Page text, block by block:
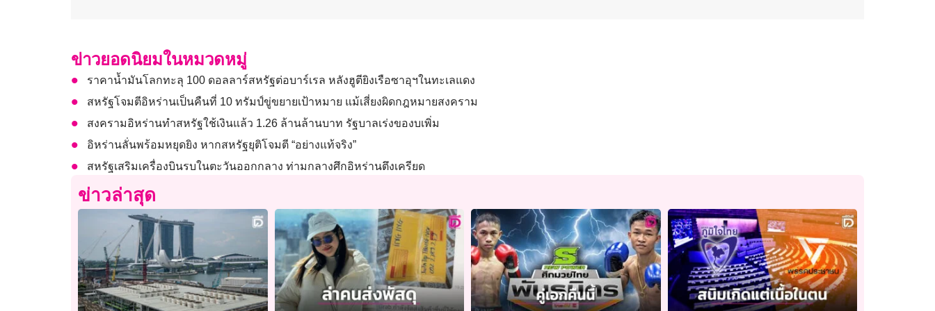
ข่าวยอดนิยมในหมวดหมู่
ราคาน้ำมันโลกทะลุ 100 ดอลลาร์สหรัฐต่อบาร์เรล หลังฮูตียิงเรือซาอุฯในทะเลแดง
สหรัฐโจมตีอิหร่านเป็นคืนที่ 10 ทรัมป์ขู่ขยายเป้าหมาย แม้เสี่ยงผิดกฎหมายสงคราม
สงครามอิหร่านทำสหรัฐใช้เงินแล้ว 1.26 ล้านล้านบาท รัฐบาลเร่งของบเพิ่ม
อิหร่านลั่นพร้อมหยุดยิง หากสหรัฐยุติโจมตี “อย่างแท้จริง”
สหรัฐเสริมเครื่องบินรบในตะวันออกกลาง ท่ามกลางศึกอิหร่านตึงเครียด
ข่าวล่าสุด